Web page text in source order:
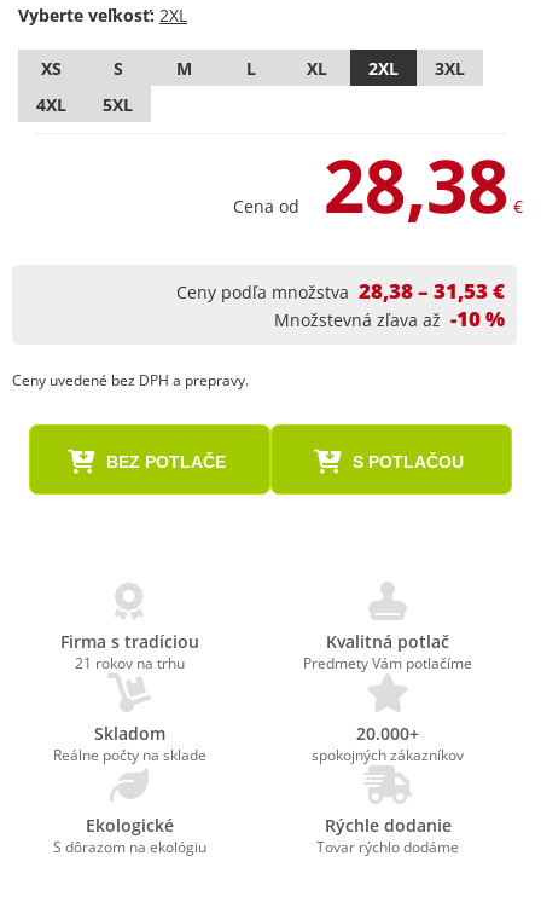
Vyberte veľkosť:
XS S M L XL 2XL
3XL
4XL
5XL
Cena od 28,38 €
Ceny podľa množstva 28,38 – 31,53 €
Množstevná zľava až -10 %
Ceny uvedené bez DPH a prepravy.
BEZ POTLAČE S POTLAČOU
Firma s tradíciou
21 rokov na trhu
Kvalitná potlač
Predmety Vám potlačíme
Skladom
Reálne počty na sklade
20.000+
spokojných zákazníkov
Ekologické
S dôrazom na ekológiu
Rýchle dodanie
Tovar rýchlo dodáme